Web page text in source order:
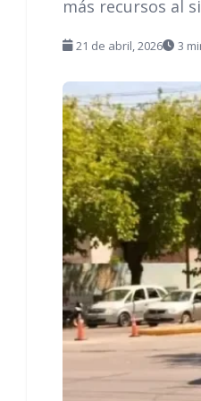
más recursos al
21 de abril, 2026 3